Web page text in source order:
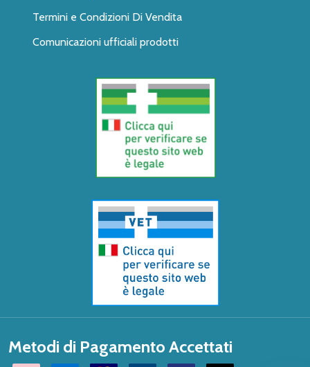
Termini e Condizioni Di Vendita
Comunicazioni ufficiali prodotti
Metodi di Pagamento Accettati